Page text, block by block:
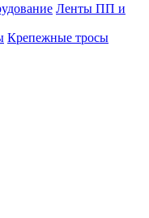
Ленты ПП и
Крепежные тросы